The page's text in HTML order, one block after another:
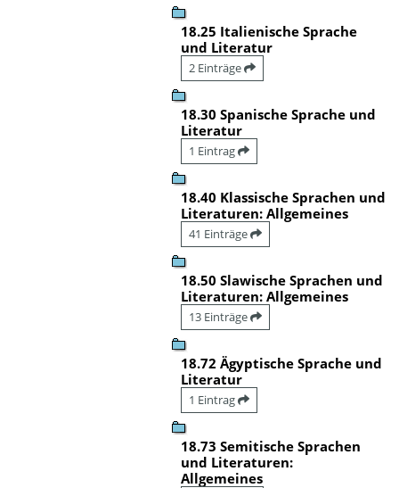
18.25 Italienische Sprache
und Literatur
2 Einträge
18.30 Spanische Sprache und
Literatur
1 Eintrag
18.40 Klassische Sprachen und
Literaturen: Allgemeines
41 Einträge
18.50 Slawische Sprachen und
Literaturen: Allgemeines
13 Einträge
18.72 Ägyptische Sprache und
Literatur
1 Eintrag
18.73 Semitische Sprachen
und Literaturen:
Allgemeines